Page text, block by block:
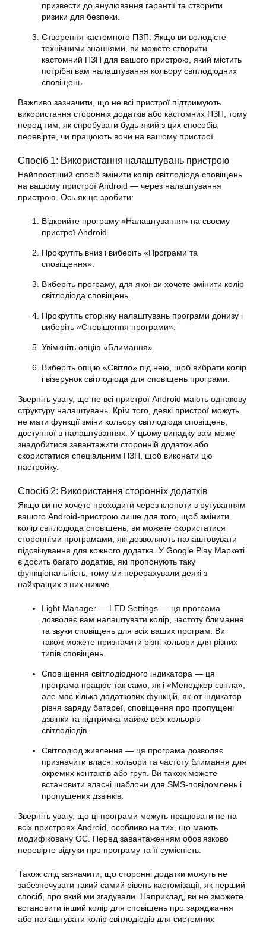
призвести до анулювання гарантії та створити
ризики для безпеки.
Створення кастомного ПЗП: Якщо ви володієте
технічними знаннями, ви можете створити
кастомний ПЗП для вашого пристрою, який містить
потрібні вам налаштування кольору світлодіодних
сповіщень.
Важливо зазначити, що не всі пристрої підтримують
використання сторонніх додатків або кастомних ПЗП, тому
перед тим, як спробувати будь-який з цих способів,
перевірте, чи працюють вони на вашому пристрої.
Спосіб 1: Використання налаштувань пристрою
Найпростіший спосіб змінити колір світлодіода сповіщень
на вашому пристрої Android — через налаштування
пристрою. Ось як це зробити:
Відкрийте програму «Налаштування» на своєму
пристрої Android.
Прокрутіть вниз і виберіть «Програми та
сповіщення».
Виберіть програму, для якої ви хочете змінити колір
світлодіода сповіщень.
Прокрутіть сторінку налаштувань програми донизу і
виберіть «Сповіщення програми».
Увімкніть опцію «Блимання».
Виберіть опцію «Світло» під нею, щоб вибрати колір
і візерунок світлодіода для сповіщень програми.
Зверніть увагу, що не всі пристрої Android мають однакову
структуру налаштувань. Крім того, деякі пристрої можуть
не мати функції зміни кольору світлодіода сповіщень,
доступної в налаштуваннях. У цьому випадку вам може
знадобитися завантажити сторонній додаток або
скористатися спеціальним ПЗП, щоб виконати цю
настройку.
Спосіб 2: Використання сторонніх додатків
Якщо ви не хочете проходити через клопоти з рутуванням
вашого Android-пристрою лише для того, щоб змінити
колір світлодіода сповіщень, ви можете скористатися
сторонніми програмами, які дозволяють налаштовувати
підсвічування для кожного додатка. У Google Play Маркеті
є досить багато додатків, які пропонують таку
функціональність, тому ми перерахували деякі з
найкращих з них нижче.
Light Manager — LED Settings — ця програма
дозволяє вам налаштувати колір, частоту блимання
та звуки сповіщень для всіх ваших програм. Ви
також можете призначити різні кольори для різних
типів сповіщень.
Сповіщення світлодіодного індикатора — ця
програма працює так само, як і «Менеджер світла»,
але має кілька додаткових функцій, як-от індикатор
рівня заряду батареї, сповіщення про пропущені
дзвінки та підтримка майже всіх кольорів
світлодіодів.
Світлодіод живлення — ця програма дозволяє
призначити власні кольори та частоту блимання для
окремих контактів або груп. Ви також можете
встановити власні шаблони для SMS-повідомлень і
пропущених дзвінків.
Зверніть увагу, що ці програми можуть працювати не на
всіх пристроях Android, особливо на тих, що мають
модифіковану ОС. Перед завантаженням обов’язково
перевірте відгуки про програму та її сумісність.
Також слід зазначити, що сторонні додатки можуть не
забезпечувати такий самий рівень кастомізації, як перший
спосіб, про який ми згадували. Наприклад, ви не зможете
встановити інший колір для сповіщень про заряджання
або налаштувати колір світлодіодів для системних